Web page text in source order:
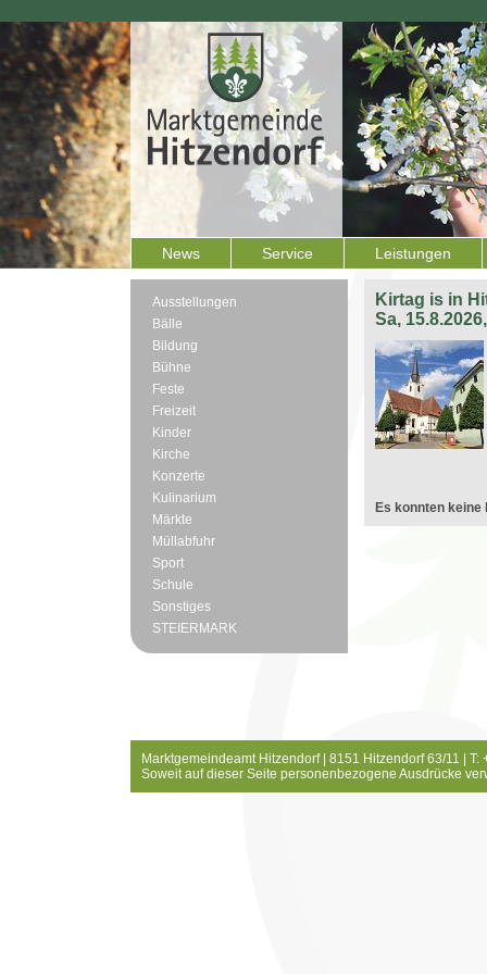
News Service Leistungen
Ausstellungen
Bälle
Bildung
Bühne
Feste
Freizeit
Kinder
Kirche
Konzerte
Kulinarium
Märkte
Müllabfuhr
Sport
Schule
Sonstiges
STEIERMARK
Kirtag is in
Sa,
Es konnten keine
Marktgemeindeamt Hitzendorf | 8151 Hitzendorf 63/11 |
Soweit auf dieser Seite personenbezogene Ausdrücke